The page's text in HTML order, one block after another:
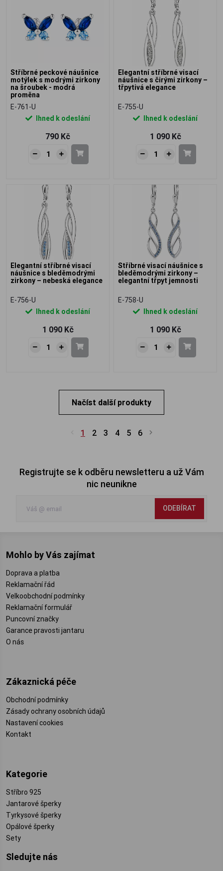
Stříbrné peckové náušnice
motýlek s modrými zirkony
na šroubek - modrá
proměna
E-761-U
Ihned k odeslání
790 Kč
Elegantní stříbrné visací
náušnice s čirými zirkony –
třpytivá elegance
E-755-U
Ihned k odeslání
1 090 Kč
Elegantní stříbrné visací
náušnice s bleděmodrými
zirkony – nebeská elegance
E-756-U
Ihned k odeslání
1 090 Kč
Stříbrné visací náušnice s
bleděmodrými zirkony –
elegantní třpyt jemnosti
E-758-U
Ihned k odeslání
1 090 Kč
Načíst další produkty
1 2 3 4 5 6
Registrujte se k odběru newsletteru a už Vám
nic neunikne
ODEBÍRAT
Mohlo by Vás zajímat
Doprava a platba
Reklamační řád
Velkoobchodní podmínky
Reklamační formulář
Puncovní značky
Garance pravosti jantaru
O nás
Zákaznická péče
Obchodní podmínky
Zásady ochrany osobních údajů
Nastavení cookies
Kontakt
Kategorie
Stříbro 925
Jantarové šperky
Tyrkysové šperky
Opálové šperky
Sety
Sledujte nás